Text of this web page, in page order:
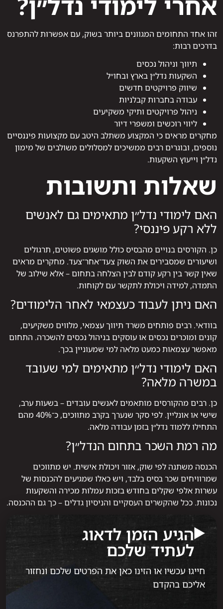
זהו אחד התחומים המגוונים ביותר בשוק, עם אפשרות להתפרנס
בדרכים רבות:
תיווך וניהול נכסים
השקעות נדל״ן בארץ ובחו״ל
שיווק פרויקטים חדשים
עבודה בחברות קבלניות
ניהול פרויקטים ותיקי משקיעים
ליווי רוכשים ומשפרי דיור
מחקרים מראים כי המקצוע משתלב היטב עם מקצועות פיננסיים
נוספים, ובוגרים רבים ממשיכים למסלולים משולבים של מימון
נדל״ן וייעוץ השקעות.
שאלות ותשובות
האם לימודי נדל״ן מתאימים גם לאנשים
ללא רקע פיננסי?
כן. הקורסים בנויים מהבסיס כולל מושגים פשוטים, תרגולים
ושיעורים שמסבירים את השוק צעד־אחר־צעד. מחקרים מראים
שאין קשר בין רקע קודם לבין הצלחה בתחום – אלא שילוב של
התמדה, למידה ויכולת לתקשר עם לקוחות.
האם ניתן לעבוד כעצמאי לאחר הלימודים?
בוודאי. רבים פותחים משרד תיווך עצמאי, מלווים משקיעים,
קונים ומוכרים נכסים או עוסקים בניהול נכסים להשכרה. התחום
מאפשר עצמאות כמעט מלאה למי שמעוניין בכך.
האם לימודי נדל״ן מתאימים למי שעובד
במשרה מלאה?
כן. רבים מהקורסים מותאמים לאנשים עובדים – בשעות ערב,
שישי או אונליין. לפי סקר שנערך בקרב מתווכים, כ־40% מהם
התחילו ללמוד נדל״ן בזמן עבודה מלאה.
מה רמת השכר בתחום הנדל״ן?
הכנסה משתנה לפי שוק, אזור ויכולת אישית. יש מתווכים
שמרוויחים שכר בסיס בלבד, ויש כאלו שמגיעים להכנסות של
עשרות אלפי שקלים בחודש בזכות עמלות מכירה והשקעות
נכונות. ככל שהקשרים העסקיים והניסיון גדלים – כך גם ההכנסה.
הגיע הזמן לדאוג
לעתיד שלכם
חייגו עכשיו או הזינו כאן את הפרטים שלכם ונחזור
אליכם בהקדם